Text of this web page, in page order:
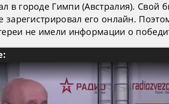
в городе Гимпи (Австралия). Свой
зарегистрировал его онлайн.
не имели информации о